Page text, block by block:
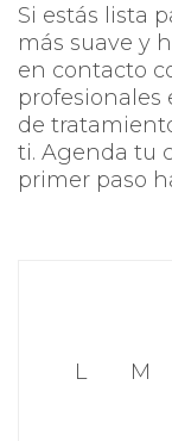
Si estás lista
más suave y
en contacto
profesionales
de
ti. Agenda tu
primer paso
L M